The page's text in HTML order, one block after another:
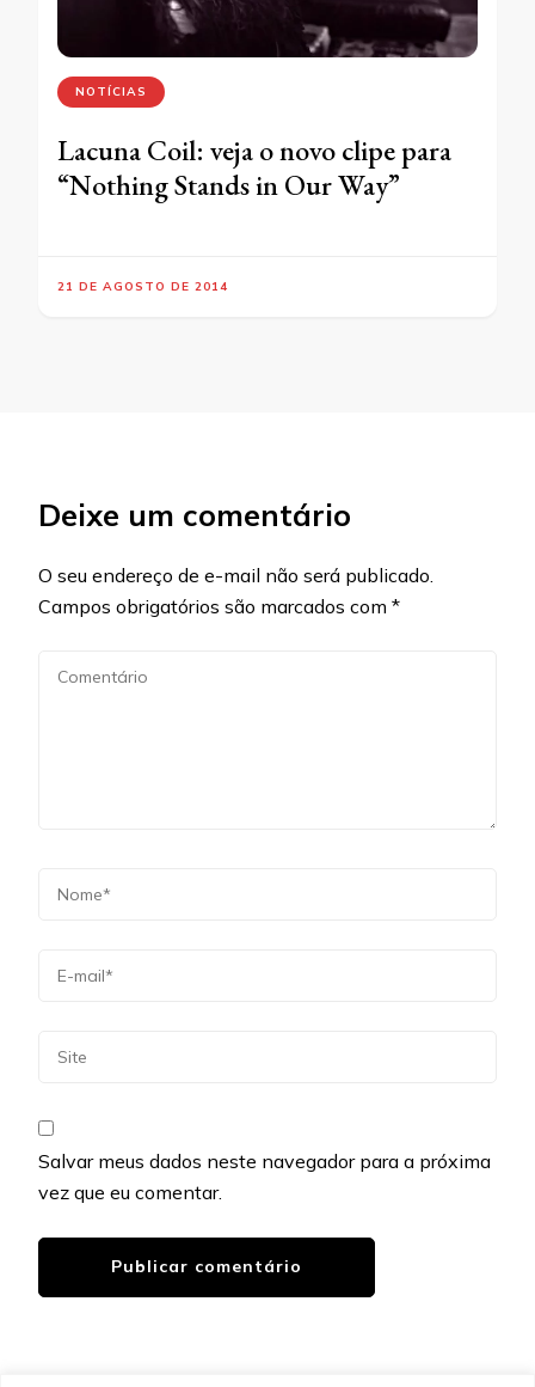
NOTÍCIAS
Lacuna Coil: veja o novo clipe para
“Nothing Stands in Our Way”
21 DE AGOSTO DE 2014
Deixe um comentário
O seu endereço de e-mail não será publicado.
Campos obrigatórios são marcados com *
Salvar meus dados neste navegador para a próxima
vez que eu comentar.